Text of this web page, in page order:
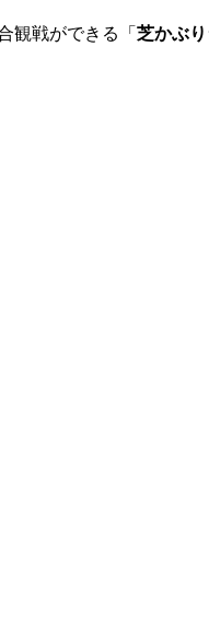
観戦ができる「 芝かぶり